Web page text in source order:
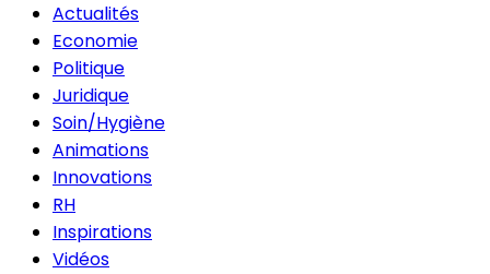
Actualités
Economie
Politique
Juridique
Soin/Hygiène
Animations
Innovations
RH
Inspirations
Vidéos